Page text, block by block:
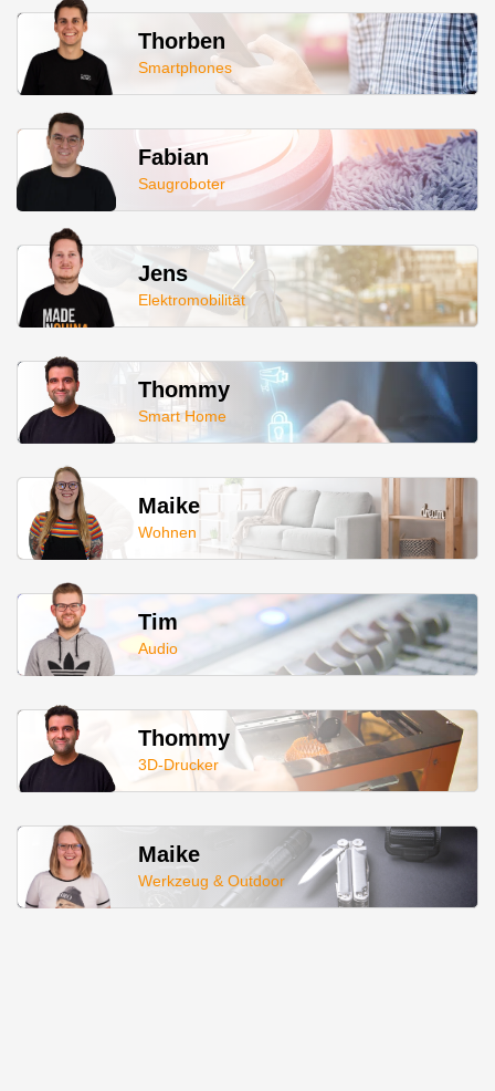
Thorben
Smartphones
Fabian
Saugroboter
Jens
Elektromobilität
Thommy
Smart Home
Maike
Wohnen
Tim
Audio
Thommy
3D-Drucker
Maike
Werkzeug & Outdoor